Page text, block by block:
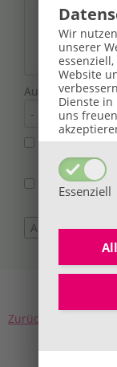
Wir
unserer
Website
Dienste
uns
Essenziell
Aufmerksam
Ich möchte
Aktionen
Ich bin mit
Zurück zur